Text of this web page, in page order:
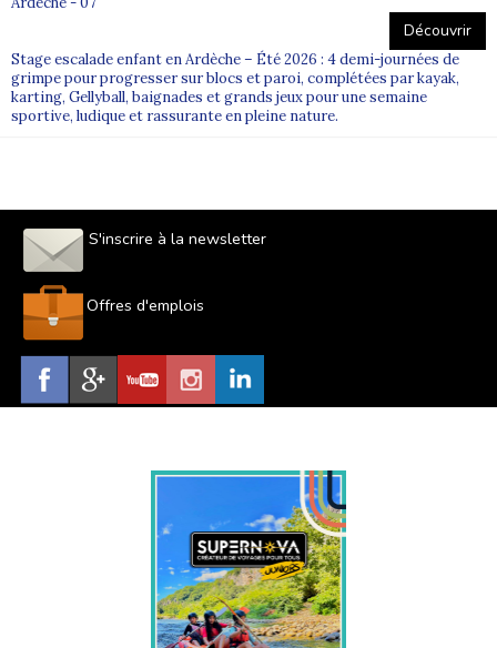
Découvrir
Stage escalade enfant en Ardèche – Été 2026 : 4 demi-journées de
grimpe pour progresser sur blocs et paroi, complétées par kayak,
karting, Gellyball, baignades et grands jeux pour une semaine
sportive, ludique et rassurante en pleine nature.
S'inscrire à la newsletter
Offres d'emplois